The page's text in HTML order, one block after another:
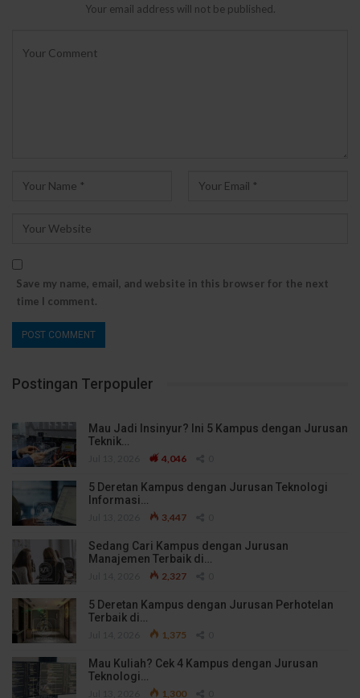
Your email address will not be published.
Save my name, email, and website in this browser for the next
time I comment.
Postingan Terpopuler
Mau Jadi Insinyur? Ini 5 Kampus dengan Jurusan
Teknik…
4,046
5 Deretan Kampus dengan Jurusan Teknologi
Informasi…
3,447
Sedang Cari Kampus dengan Jurusan
Manajemen Terbaik di…
2,327
5 Deretan Kampus dengan Jurusan Perhotelan
Terbaik di…
1,375
Mau Kuliah? Cek 4 Kampus dengan Jurusan
Teknologi…
1,300